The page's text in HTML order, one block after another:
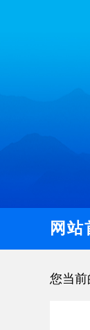
网站
您当前